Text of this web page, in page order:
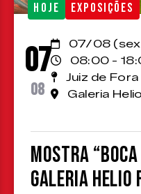
HOJE EXPOSIÇÕES
07
08
07/08
08:00 -
Juiz de Fora
Galeria
Mostra
Galeria Helio